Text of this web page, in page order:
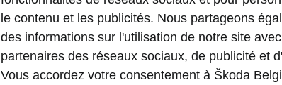
L’Epiq
pointe
des
le contenu et les publicités. Nous partageons
des informations sur l'utilisation de notre site
partenaires des réseaux sociaux, de publicité et
Vous accordez votre consentement à Škoda